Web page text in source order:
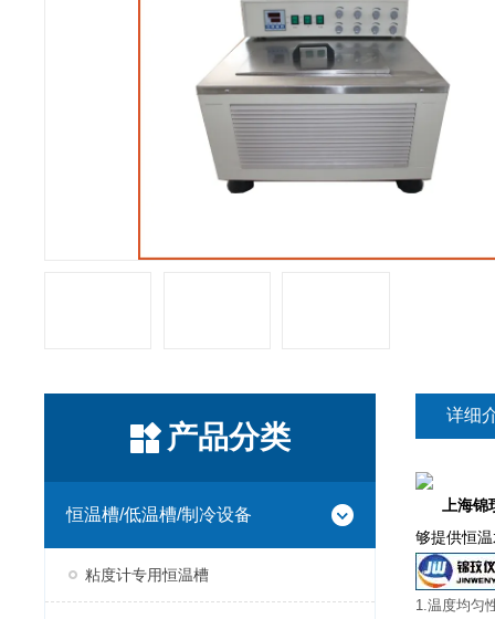
产品分类
恒温槽/低温槽/制冷设备
粘度计专用恒温槽
详细
上海
够提供恒
1.温度均匀